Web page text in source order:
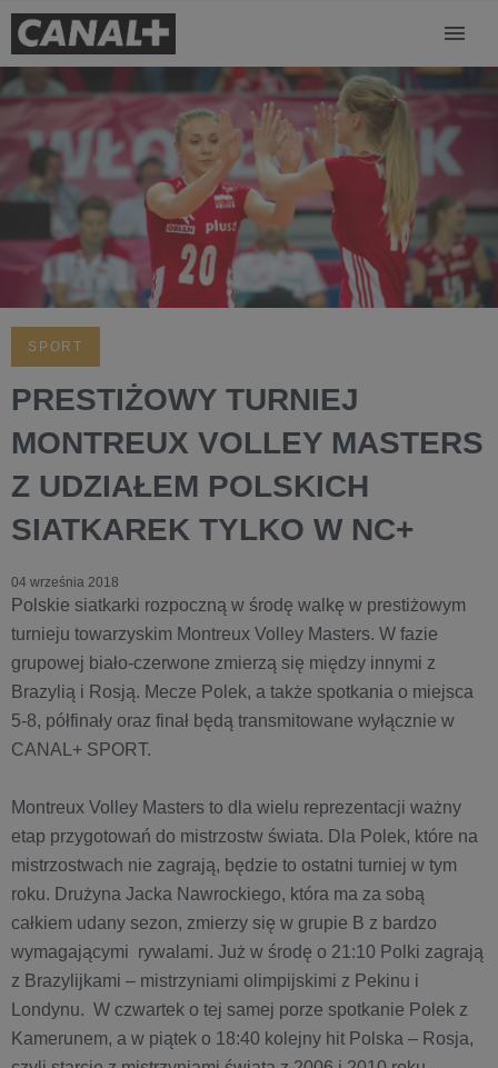
SPORT
PRESTIŻOWY TURNIEJ
MONTREUX VOLLEY MASTERS
Z UDZIAŁEM POLSKICH
SIATKAREK TYLKO W NC+
04 września 2018
Polskie siatkarki rozpoczną w środę walkę w prestiżowym
turnieju towarzyskim Montreux Volley Masters. W fazie
grupowej biało-czerwone zmierzą się między innymi z
Brazylią i Rosją. Mecze Polek, a także spotkania o miejsca
5-8, półfinały oraz finał będą transmitowane wyłącznie w
CANAL+ SPORT.
Montreux Volley Masters to dla wielu reprezentacji ważny
etap przygotowań do mistrzostw świata. Dla Polek, które na
mistrzostwach nie zagrają, będzie to ostatni turniej w tym
roku. Drużyna Jacka Nawrockiego, która ma za sobą
całkiem udany sezon, zmierzy się w grupie B z bardzo
wymagającymi rywalami. Już w środę o 21:10 Polki zagrają
z Brazylijkami – mistrzyniami olimpijskimi z Pekinu i
Londynu. W czwartek o tej samej porze spotkanie Polek z
Kamerunem, a w piątek o 18:40 kolejny hit Polska – Rosja,